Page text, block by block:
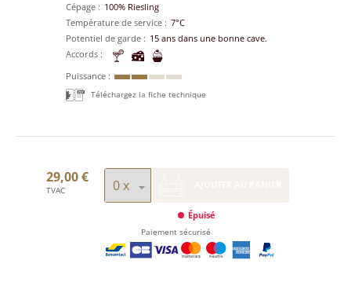
Cépage
100% Riesling
Température de service
7°C
Potentiel de garde
15 ans dans une bonne cave.
Accords
Puissance
Téléchargez la fiche technique
29,00 €
TVAC
Épuisé
Paiement sécurisé